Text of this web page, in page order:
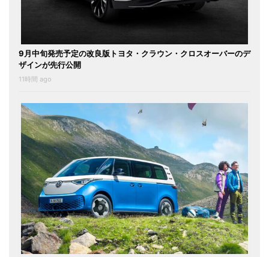
9月中旬発売予定の改良版トヨタ・クラウン・クロスオーバーのデ
ザインが先行公開
11時間 ago